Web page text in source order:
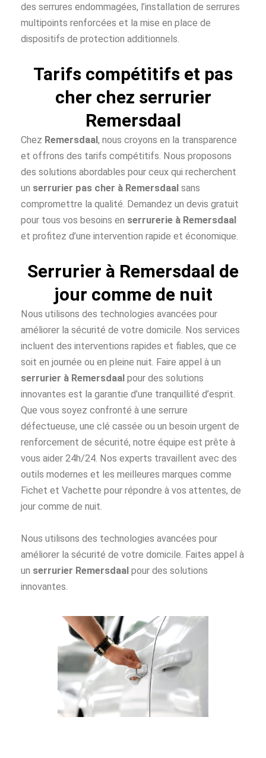
des serrures endommagées, l’installation de serrures
multipoints renforcées et la mise en place de
dispositifs de protection additionnels.
Tarifs compétitifs et pas
cher chez serrurier
Remersdaal
Chez Remersdaal , nous croyons en la transparence
et offrons des tarifs compétitifs. Nous proposons
des solutions abordables pour ceux qui recherchent
un serrurier pas cher à Remersdaal sans
compromettre la qualité. Demandez un devis gratuit
pour tous vos besoins en serrurerie à Remersdaal
et profitez d’une intervention rapide et économique.
Serrurier à Remersdaal de
jour comme de nuit
Nous utilisons des technologies avancées pour
améliorer la sécurité de votre domicile. Nos services
incluent des interventions rapides et fiables, que ce
soit en journée ou en pleine nuit. Faire appel à un
serrurier à Remersdaal pour des solutions
innovantes est la garantie d’une tranquillité d’esprit.
Que vous soyez confronté à une serrure
défectueuse, une clé cassée ou un besoin urgent de
renforcement de sécurité, notre équipe est prête à
vous aider 24h/24. Nos experts travaillent avec des
outils modernes et les meilleures marques comme
Fichet et Vachette pour répondre à vos attentes, de
jour comme de nuit.
Nous utilisons des technologies avancées pour
améliorer la sécurité de votre domicile. Faites appel à
un serrurier Remersdaal pour des solutions
innovantes.